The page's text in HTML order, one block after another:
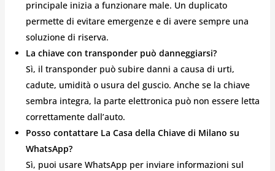
principale inizia a funzionare male. Un duplicato
permette di evitare emergenze e di avere sempre una
soluzione di riserva.
La chiave con transponder può danneggiarsi?
Sì, il transponder può subire danni a causa di urti,
cadute, umidità o usura del guscio. Anche se la chiave
sembra integra, la parte elettronica può non essere letta
correttamente dall’auto.
Posso contattare La Casa della Chiave di Milano su
WhatsApp?
Sì, puoi usare WhatsApp per inviare informazioni sul